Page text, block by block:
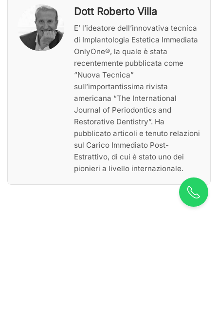
Dott Roberto Villa
E’ l’ideatore dell’innovativa tecnica
di Implantologia Estetica Immediata
OnlyOne®, la quale è stata
recentemente pubblicata come
“Nuova Tecnica”
sull’importantissima rivista
americana “The International
Journal of Periodontics and
Restorative Dentistry”. Ha
pubblicato articoli e tenuto relazioni
sul Carico Immediato Post-
Estrattivo, di cui è stato uno dei
pionieri a livello internazionale.